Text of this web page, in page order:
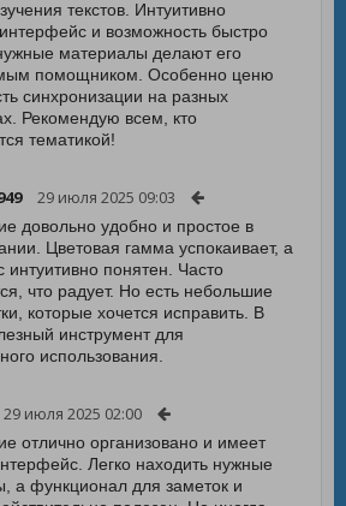
текстов. Интуитивно
и возможность быстро
материалы делают его
помощником. Особенно ценю
синхронизации на разных
Рекомендую всем, кто
тематикой!
29 июля 2025 09:03
довольно удобно и простое в
Цветовая гамма успокаивает, а
интуитивно понятен. Часто
что радует. Но есть небольшие
которые хочется исправить. В
инструмент для
использования.
29 июля 2025 02:00
отлично организовано и имеет
Легко находить нужные
а функционал для заметок и